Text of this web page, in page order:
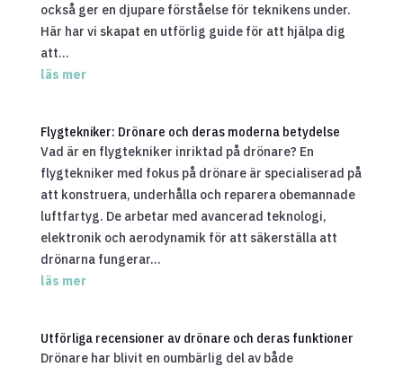
också ger en djupare förståelse för teknikens under.
Här har vi skapat en utförlig guide för att hjälpa dig
att...
läs mer
Flygtekniker: Drönare och deras moderna betydelse
Vad är en flygtekniker inriktad på drönare? En
flygtekniker med fokus på drönare är specialiserad på
att konstruera, underhålla och reparera obemannade
luftfartyg. De arbetar med avancerad teknologi,
elektronik och aerodynamik för att säkerställa att
drönarna fungerar...
läs mer
Utförliga recensioner av drönare och deras funktioner
Drönare har blivit en oumbärlig del av både